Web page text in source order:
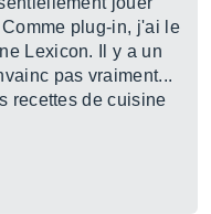
plug-in, j'ai le
Lexicon. Il y a un
pas vraiment...
recettes de cuisine